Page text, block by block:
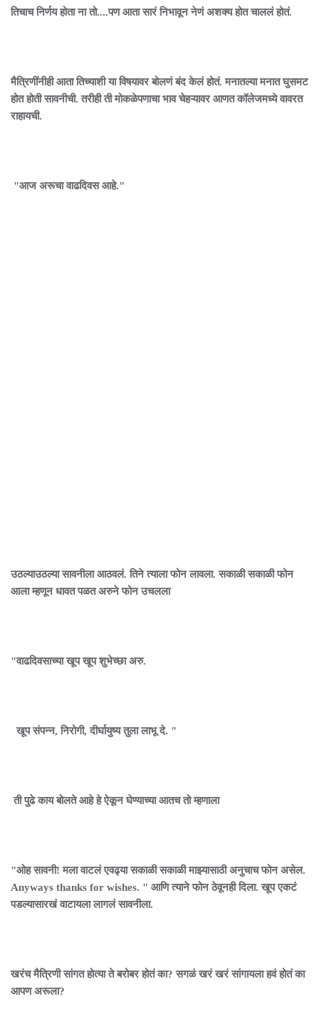
तिचाच निर्णय होता ना तो....पण आता सारं निभावून नेणं अशक्‍य होत चाललं होतं.
मैत्रिणींनीही आता तिच्याशी या विषयावर बोलणं बंद केलं होतं. मनातल्या मनात घुसमट
होत होती सावनीची. तरीही ती मोकळेपणाचा भाव चेहऱ्यावर आणत कॉलेजमध्ये वावरत
राहायची.
"आज अरूचा वाढदिवस आहे."
उठल्याउठल्या सावनीला आठवलं. तिने त्याला फोन लावला. सकाळी सकाळी फोन
आला म्हणून धावत पळत अरुने फोन उचलला
"वाढदिवसाच्या खूप खूप शुभेच्छा अरु.
खूप संपन्न, निरोगी, दीर्घायुष्य तुला लाभू दे. "
ती पुढे काय बोलते आहे हे ऐकून घेण्याच्या आतच तो म्हणाला
"ओह सावनी! मला वाटलं एवढ्या सकाळी सकाळी माझ्यासाठी अनुचाच फोन असेल.
Anyways thanks for wishes. " आणि त्याने फोन ठेवूनही दिला. खूप एकटं
पडल्यासारखं वाटायला लागलं सावनीला.
खरंच मैत्रिणी सांगत होत्या ते बरोबर होतं का? सगळं खरं खरं सांगायला हवं होतं का
आपण अरूला?